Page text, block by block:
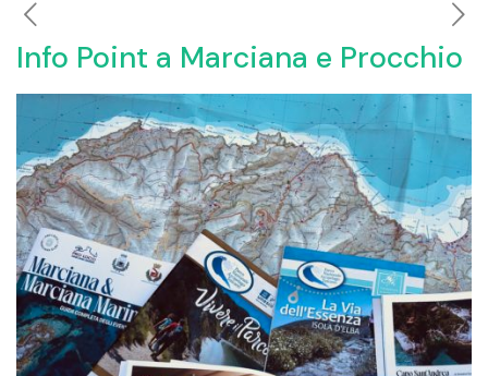
Info Point a Marciana e Procchio